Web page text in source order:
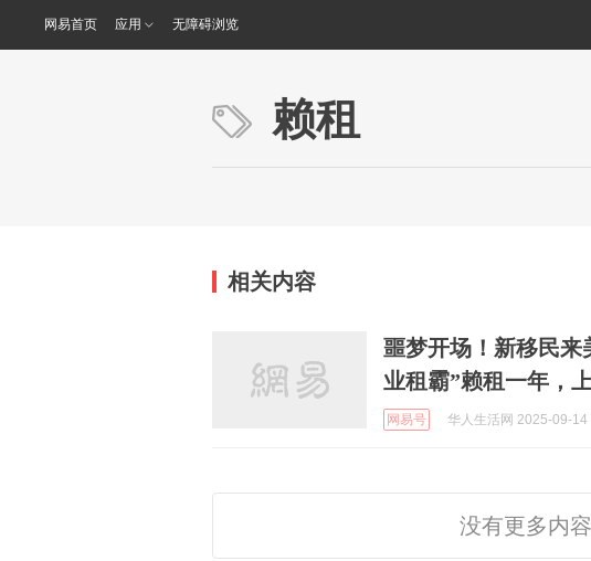
网易首页 应用 无障碍浏览
赖租
相关内容
噩梦开场！新移民来
业租霸”赖租一年，
网易号 华人生活网 2025-09-14
没有更多内